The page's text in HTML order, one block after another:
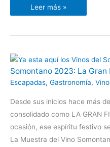
Leer más »
Somontano 2023: La
Escapadas, Gastronomía,
Desde sus inicios hace más
consolidado como LA GRAN
ocasión, ese espíritu festivo
La Muestra del Vino
Somontano
2023:
La
del